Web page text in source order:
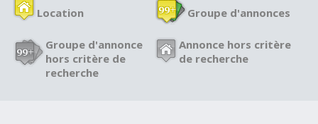
Location Groupe d'annonces
Groupe d'annonce
hors critère de
recherche
Annonce hors critère
de recherche